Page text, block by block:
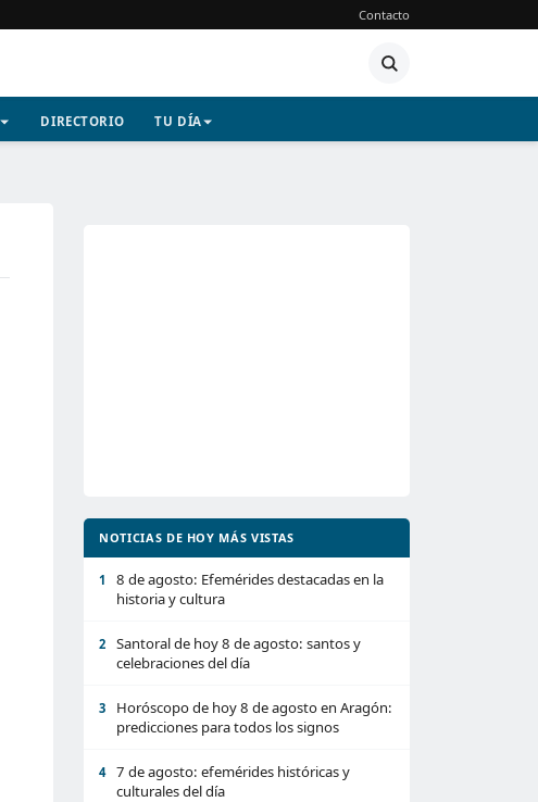
Contacto
DIRECTORIO TU DÍA
NOTICIAS DE HOY MÁS VISTAS
1
8 de agosto: Efemérides destacadas en la
historia y cultura
2
Santoral de hoy 8 de agosto: santos y
celebraciones del día
3
Horóscopo de hoy 8 de agosto en Aragón:
predicciones para todos los signos
4
7 de agosto: efemérides históricas y
culturales del día